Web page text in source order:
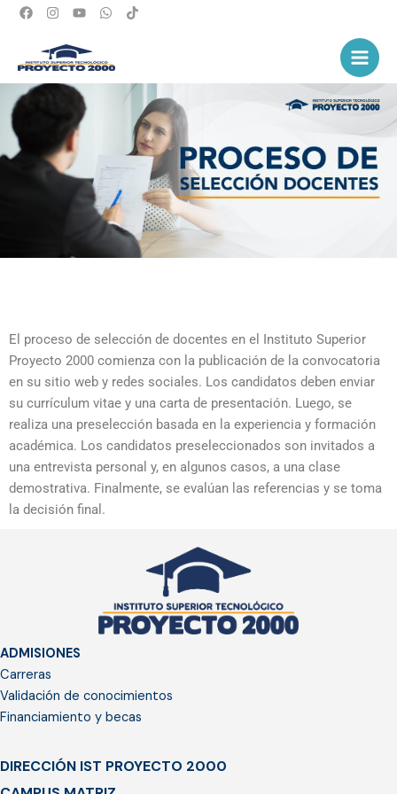
contenido
Main
El proceso de selección de docentes en el Instituto Superior
Proyecto 2000 comienza con la publicación de la convocatoria
en su sitio web y redes sociales. Los candidatos deben enviar
su currículum vitae y una carta de presentación. Luego, se
realiza una preselección basada en la experiencia y formación
académica. Los candidatos preseleccionados son invitados a
una entrevista personal y, en algunos casos, a una clase
demostrativa. Finalmente, se evalúan las referencias y se toma
la decisión final.
ADMISIONES
Carreras
Validación de conocimientos
Financiamiento y becas
DIRECCIÓN IST PROYECTO 2000